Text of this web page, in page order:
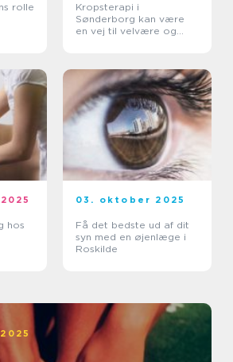
rolle
Kropsterapi i
Sønderborg kan være
en vej til velvære og
hos
03. oktober 2025
Få det bedste ud af dit
syn med en øjenlæge i
Roskilde